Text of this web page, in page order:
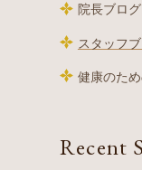
院長ブログ
スタッフ
健康のた
Recent